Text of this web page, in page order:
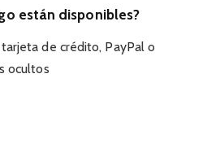
están disponibles?
de crédito, PayPal o
ocultos